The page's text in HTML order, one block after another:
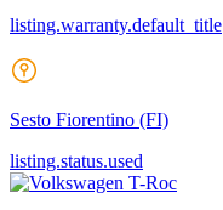
listing.warranty.default_title
Sesto Fiorentino (FI)
listing.status.used